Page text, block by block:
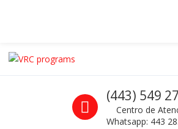
Skip to navigation
Skip to content
La seguridad de su empresa es nuestro negocio.
Call us
(443) 549
Centro de
Whatsapp: 443